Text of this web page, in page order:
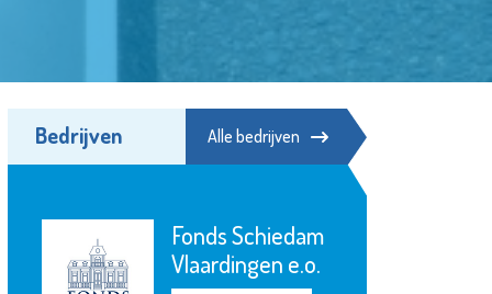
Bedrijven Alle bedrijven
Scholengemeenschap
Spieringshoek